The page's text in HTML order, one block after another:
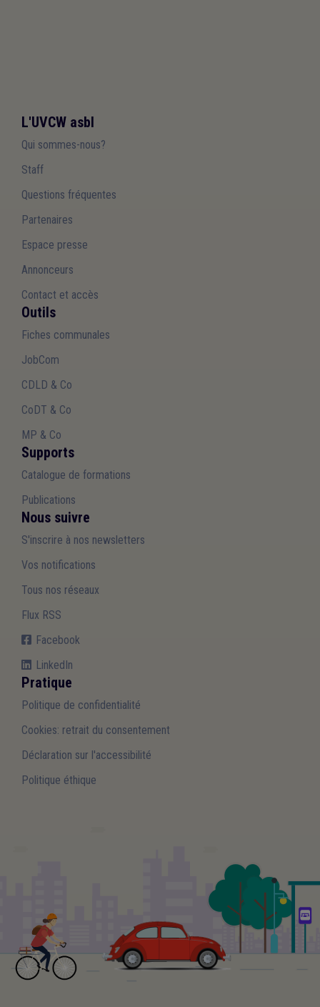
L'UVCW asbl
Qui sommes-nous?
Staff
Questions fréquentes
Partenaires
Espace presse
Annonceurs
Contact et accès
Outils
Fiches communales
JobCom
CDLD & Co
CoDT & Co
MP & Co
Supports
Catalogue de formations
Publications
Nous suivre
S'inscrire à nos newsletters
Vos notifications
Tous nos réseaux
Flux RSS
Facebook
LinkedIn
Pratique
Politique de confidentialité
Cookies: retrait du consentement
Déclaration sur l'accessibilité
Politique éthique